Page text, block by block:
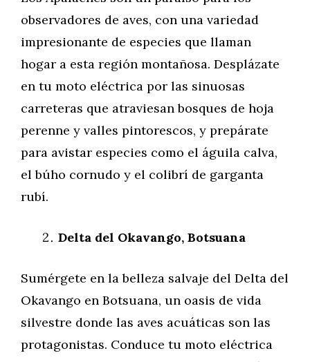
observadores de aves, con una variedad
impresionante de especies que llaman
hogar a esta región montañosa. Desplázate
en tu moto eléctrica por las sinuosas
carreteras que atraviesan bosques de hoja
perenne y valles pintorescos, y prepárate
para avistar especies como el águila calva,
el búho cornudo y el colibrí de garganta
rubí.
Delta del Okavango, Botsuana
Sumérgete en la belleza salvaje del Delta del
Okavango en Botsuana, un oasis de vida
silvestre donde las aves acuáticas son las
protagonistas. Conduce tu moto eléctrica